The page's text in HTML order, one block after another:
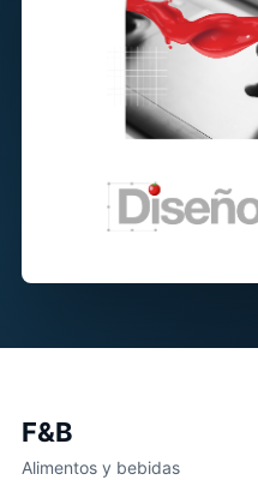
F&B
Alimentos y bebidas